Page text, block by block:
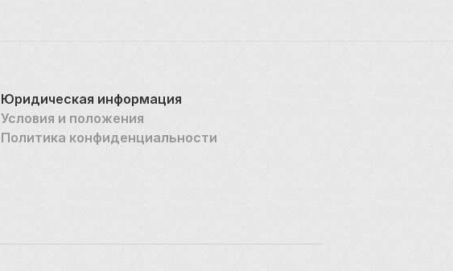
Юридическая информация
Условия и положения
Политика конфиденциальности